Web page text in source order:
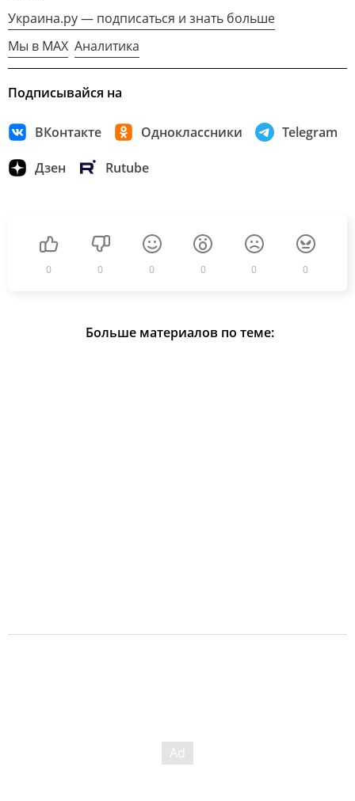
Украина.ру — подписаться и знать больше
Мы в MAX Аналитика
Подписывайся на
ВКонтакте Одноклассники Telegram
Дзен Rutube
0 0 0 0 0 0
Больше материалов по теме: